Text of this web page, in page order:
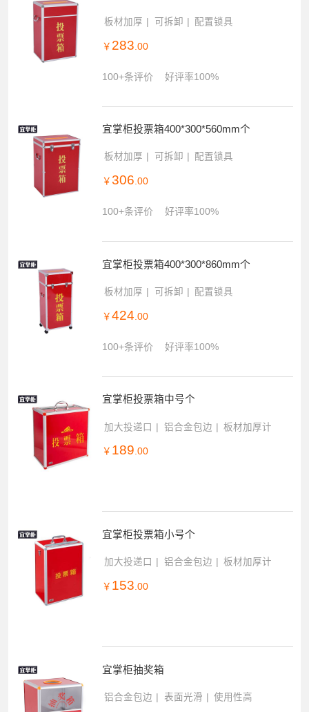
板材加厚 可拆卸 配置锁具
￥ 283 .00
100+条评价 好评率100%
宜掌柜投票箱400*300*560mm个
板材加厚 可拆卸 配置锁具
￥ 306.00
100+条评价 好评率100%
宜掌柜投票箱400*300*860mm个
板材加厚 可拆卸 配置锁具
￥ 424 .00
100+条评价 好评率100%
宜掌柜投票箱中号个
加大投递口 铝合金包边 板材加厚计
￥ 189.00
宜掌柜投票箱小号个
加大投递口 铝合金包边 板材加厚计
￥ 153.00
宜掌柜抽奖箱
铝合金包边 表面光滑 使用性高